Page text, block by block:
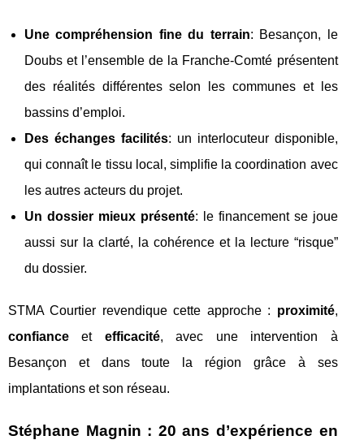
Une compréhension fine du terrain: Besançon, le
Doubs et l’ensemble de la Franche‑Comté présentent
des réalités différentes selon les communes et les
bassins d’emploi.
Des échanges facilités: un interlocuteur disponible,
qui connaît le tissu local, simplifie la coordination avec
les autres acteurs du projet.
Un dossier mieux présenté: le financement se joue
aussi sur la clarté, la cohérence et la lecture “risque”
du dossier.
STMA Courtier revendique cette approche : proximité,
confiance et efficacité, avec une intervention à
Besançon et dans toute la région grâce à ses
implantations et son réseau.
Stéphane Magnin : 20 ans d’expérience en